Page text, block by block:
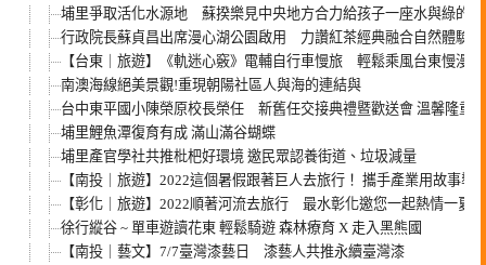
埔里爭取活化水源地 蘇揆樂見中央地方合力給孩子一座水與綠的
行政院長蘇貞昌出席漫心湖公園啟用 力讚紅茶經典融合自然體驗
【台東｜旅遊】《軌迷心竅》電輔自行車慢旅 輕鬆乘風台東慢漫遊
南澳海線絕美景觀!重現朝陽社區人與海的連結與
台中東平國小陳榮原校長榮任 新舊任交接典禮暨歡送會 溫馨隆重
埔里鯉魚潭復育有成 滿山滿谷蝴蝶
埔里產官學社共推枇杷好環境 邀民眾認養街道、垃圾減量
【南投｜旅遊】2022這個暑假跟著巨人去旅行！ 攜手產業用故事導
【彰化｜旅遊】2022順著河流去旅行 最水彰化邀您一起熱情一夏
徐行縱谷 ~ 單車遊讀花東 輕鬆騎遊 森林療育 X 走入黑熊國
【南投｜藝文】7/7臺灣漆藝日 漆藝人共推永續臺灣漆